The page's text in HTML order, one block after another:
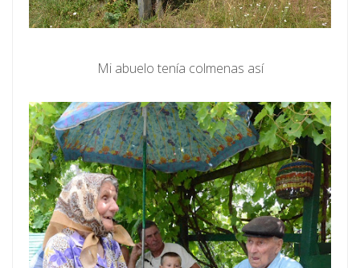
Mi abuelo tenía colmenas así